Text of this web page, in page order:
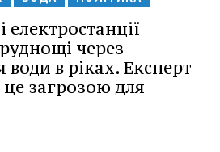
електростанції
через
в ріках. Експерт
це загрозою для